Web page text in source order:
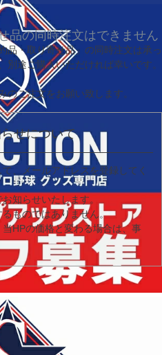
品の同時注文はできません
品・取り寄せ品」 の同時注文は承っ
途ご購入いただければ幸いです。
のご注文をお願い致します。
せについて
、メールアドレスを登録してく
知らせいたします。
ものではありません。
HPの価格と変わる場合は、事